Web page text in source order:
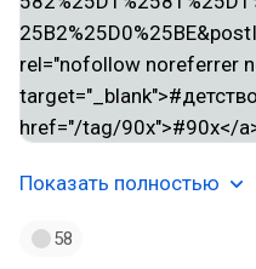
Показать полностью
58